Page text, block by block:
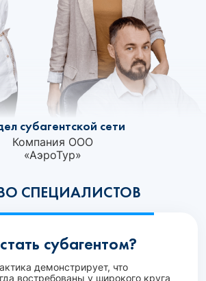
СПЕЦИАЛИСТОВ
субагентской сети
Компания ООО
«АэроТур»‎
субагентом?
демонстрирует, что
востребованы у широкого круга